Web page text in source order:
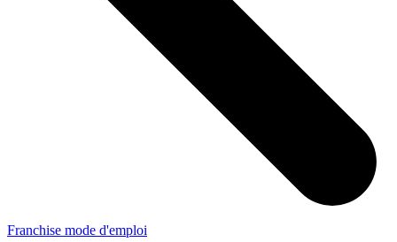
Franchise mode d'emploi